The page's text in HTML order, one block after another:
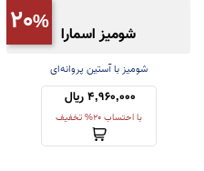
20 شومیز اسمارا
شومیز با آستین پروانه‌ای
4,960,000 ریال
با احتساب 20% تخفیف